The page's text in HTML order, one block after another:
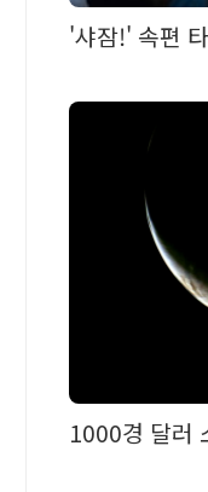
'샤잠!' 속편
1000경 달러